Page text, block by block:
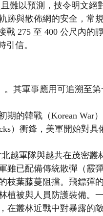
難以預測，技令明文絕
跡與散佈網的安全，常
戰 275 至 400 公尺內的
引信。
。其軍事應用可追溯至
的韓戰（Korean War
）衝鋒，美軍開始對
越軍隊與越共在茂密叢
雖已配備傳統散彈（霰
枝葉藤蔓阻擋。飛鏢彈
植被與人員防護裝備。
在叢林近戰中對暴露的